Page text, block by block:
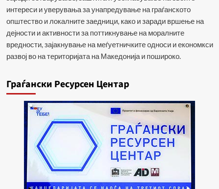
интереси и уверувања за унапредување на граѓанското
општество и локалните заедници, како и заради вршење на
дејности и активности за поттикнување на моралните
вредности, зајакнување на меѓуетничките односи и економкси
развој во на територијата на Македонија и пошироко.
Граѓански Ресурсен Центар